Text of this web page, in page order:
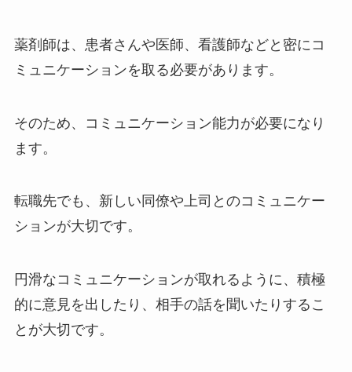
薬剤師は、患者さんや医師、看護師などと密にコ
ミュニケーションを取る必要があります。
そのため、コミュニケーション能力が必要になり
ます。
転職先でも、新しい同僚や上司とのコミュニケー
ションが大切です。
円滑なコミュニケーションが取れるように、積極
的に意見を出したり、相手の話を聞いたりするこ
とが大切です。